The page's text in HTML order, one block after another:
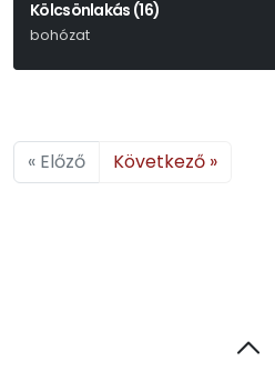
Kölcsönlakás (16)
bohózat
« Előző Következő »